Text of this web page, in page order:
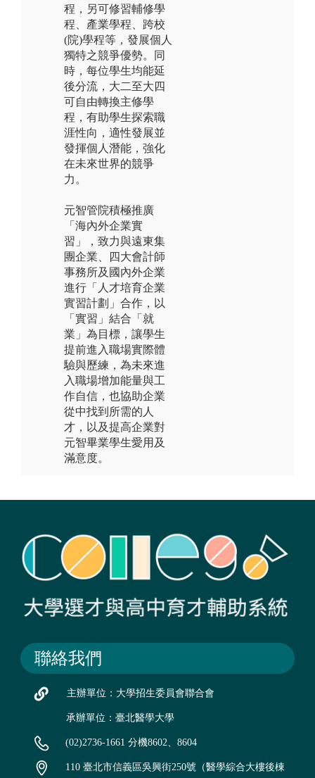
程，另可修習輔修學
程、產業學程、跨校
(院)學程等，發展個人
獨特之競爭優勢。同
時，每位學生均能延
後分流，大二至大四
可自由轉換主修學
程，有助學生探索職
涯性向，適性發展並
發揮個人潛能，強化
在未來世界的競爭
力。
元智管院積極推廣
「海內外企業實
習」，致力與遠東集
團企業、四大會計師
事務所及國內外企業
進行「人才培育企業
實習計劃」合作，以
「實習」結合「就
業」為目標，讓學生
提前進入職場實際體
驗與歷練，為未來進
入職場增加能量與工
作自信，也協助企業
從中找到所需的人
才，以及提高企業對
元智畢業學生愛用及
滿意度。
聯絡我們
主辦單位：大學招生委員會聯合會
承辦單位：臺北醫學大學
(02)2736-1661 分機8602、8604
110 臺北市信義區吳興街250號（醫學綜合大樓後棟